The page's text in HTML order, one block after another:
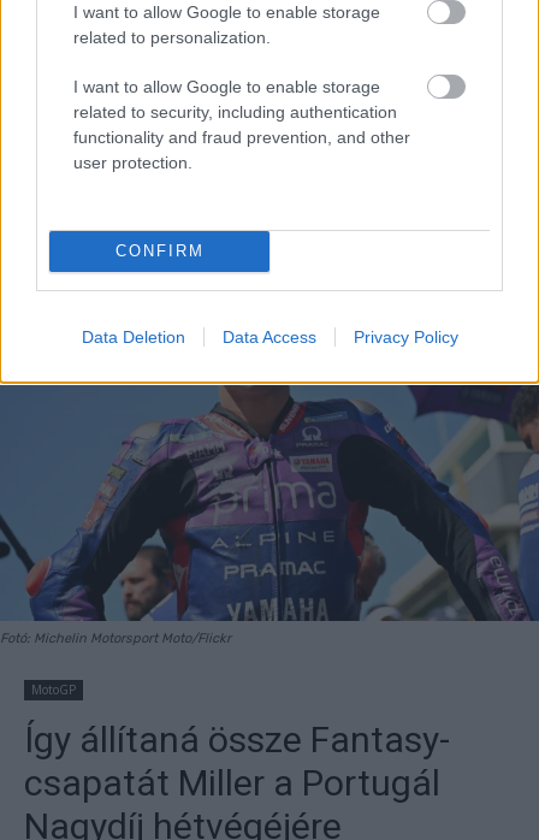
I want to allow Google to enable storage
related to personalization.
I want to allow Google to enable storage
related to security, including authentication
functionality and fraud prevention, and other
user protection.
CONFIRM
Data Deletion Data Access Privacy Policy